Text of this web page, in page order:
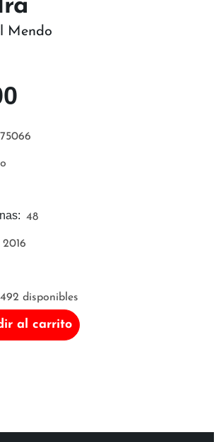
al carrito
492 disponibles
2016
48
Mendo